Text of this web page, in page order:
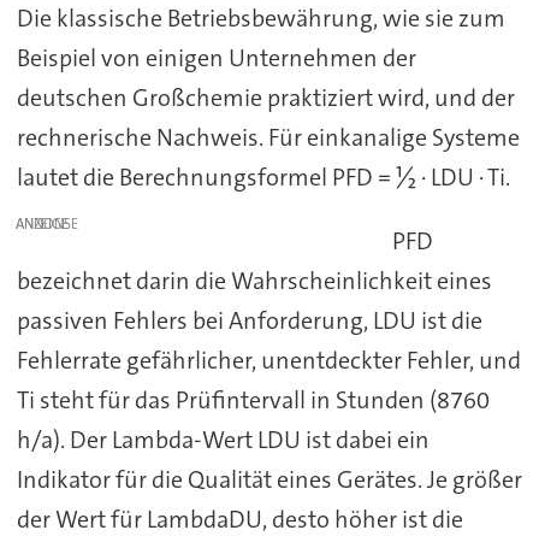
Die klassische Betriebsbewährung, wie sie zum
Beispiel von einigen Unternehmen der
deutschen Großchemie praktiziert wird, und der
rechnerische Nachweis. Für einkanalige Systeme
lautet die Berechnungsformel PFD = ½ · LDU · Ti.
ANZEIGE
PFD
bezeichnet darin die Wahrscheinlichkeit eines
passiven Fehlers bei Anforderung, LDU ist die
Fehlerrate gefährlicher, unentdeckter Fehler, und
Ti steht für das Prüfintervall in Stunden (8760
h/a). Der Lambda-Wert LDU ist dabei ein
Indikator für die Qualität eines Gerätes. Je größer
der Wert für LambdaDU, desto höher ist die